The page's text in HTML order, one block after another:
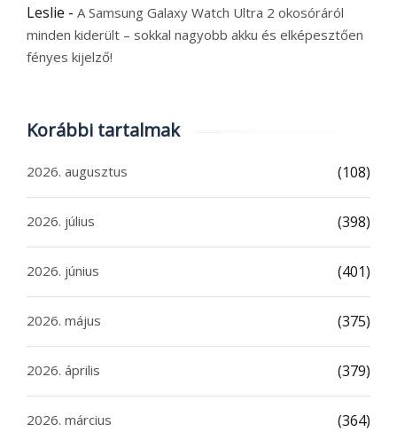
Leslie - A Samsung Galaxy Watch Ultra 2 okosóráról
minden kiderült – sokkal nagyobb akku és elképesztően
fényes kijelző!
Korábbi tartalmak
2026. augusztus (108)
2026. július (398)
2026. június (401)
2026. május (375)
2026. április (379)
2026. március (364)